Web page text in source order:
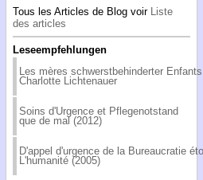
Tous les Articles de Blog voir
Liste
des articles
Leseempfehlungen
Les mères schwerstbehinderter Enfants
Charlotte Lichtenauer
Soins d'Urgence et Pflegenotstand
que de mal (2012)
D'appel d'urgence de la Bureaucratie
L'humanité (2005)